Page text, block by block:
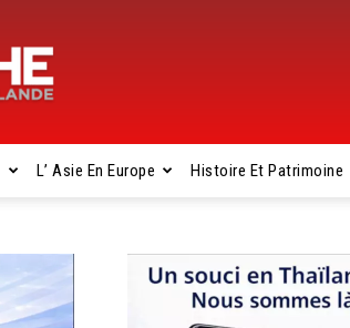
L’ Asie En Europe Histoire Et Patrimoine